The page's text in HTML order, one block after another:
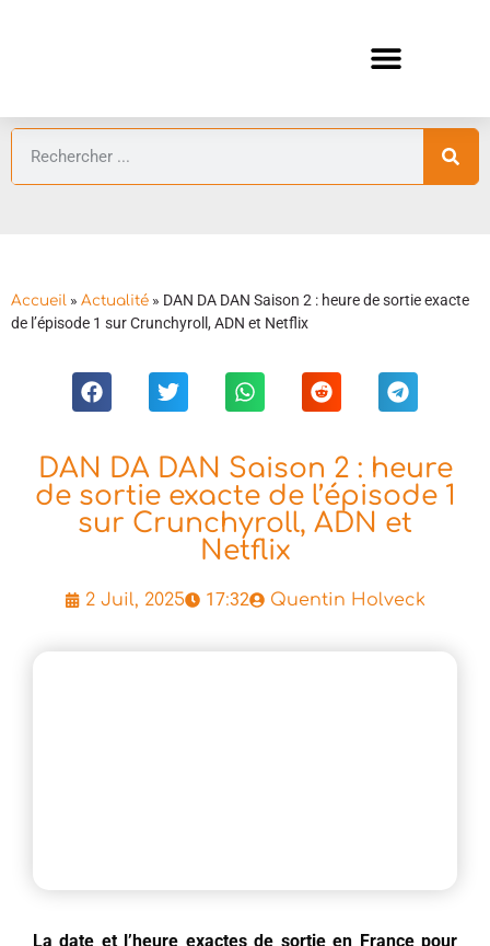
Accueil » Actualité » DAN DA DAN Saison 2 : heure de sortie exacte
de l’épisode 1 sur Crunchyroll, ADN et Netflix
DAN DA DAN Saison 2 : heure
de sortie exacte de l’épisode 1
sur Crunchyroll, ADN et
Netflix
2 Juil, 2025 17:32 Quentin Holveck
La date et l’heure exactes de sortie en France pour